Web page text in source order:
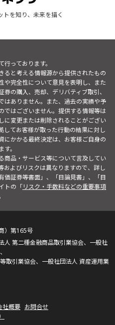
トを知り、未来を描く
っております。
ると考える情報源から提供されたもの
や完全性について意見を表明し、また
の購入、売却、デリバティブ取引、
はありません。また、過去の実績や予
ではございません。提供する情報等は
に変更または削除されることがござい
してお客様が取った行動の結果に対し
にかかる最終決定は、お客様ご自身の
。
商品・サービス等について言及してい
およびリスクは異なりますので、詳し
価証券等書面」、「目論見書」、「目
トの「リスク・手数料などの重要事項
）第165号
人 第二種金融商品取引業協会、一般社
取引業協会、一般社団法人 資産運用業
社概要 お問合せ